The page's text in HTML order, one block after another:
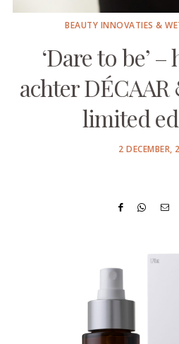
BEAUTY INNOVATIES &
‘Dare to be’
achter
limited
POSTED
2 DECEMBER,